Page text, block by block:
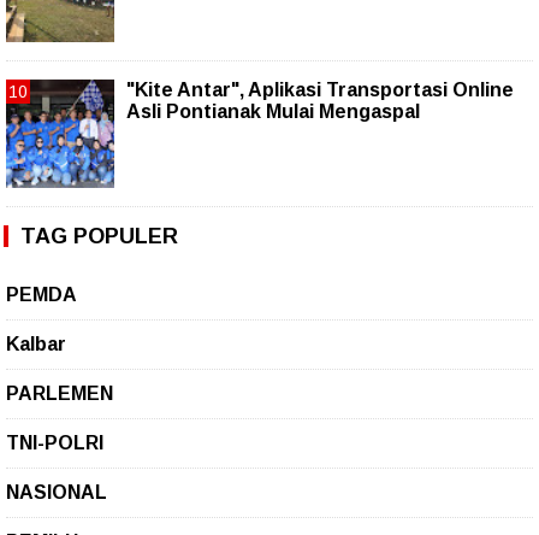
"Kite Antar", Aplikasi Transportasi Online
Asli Pontianak Mulai Mengaspal
TAG POPULER
PEMDA
Kalbar
PARLEMEN
TNI-POLRI
NASIONAL